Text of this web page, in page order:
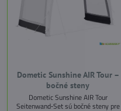
Dometic Sunshine AIR Tour –
bočné steny
Dometic Sunshine AIR Tour
Seitenwand‑Set sú bočné steny pre